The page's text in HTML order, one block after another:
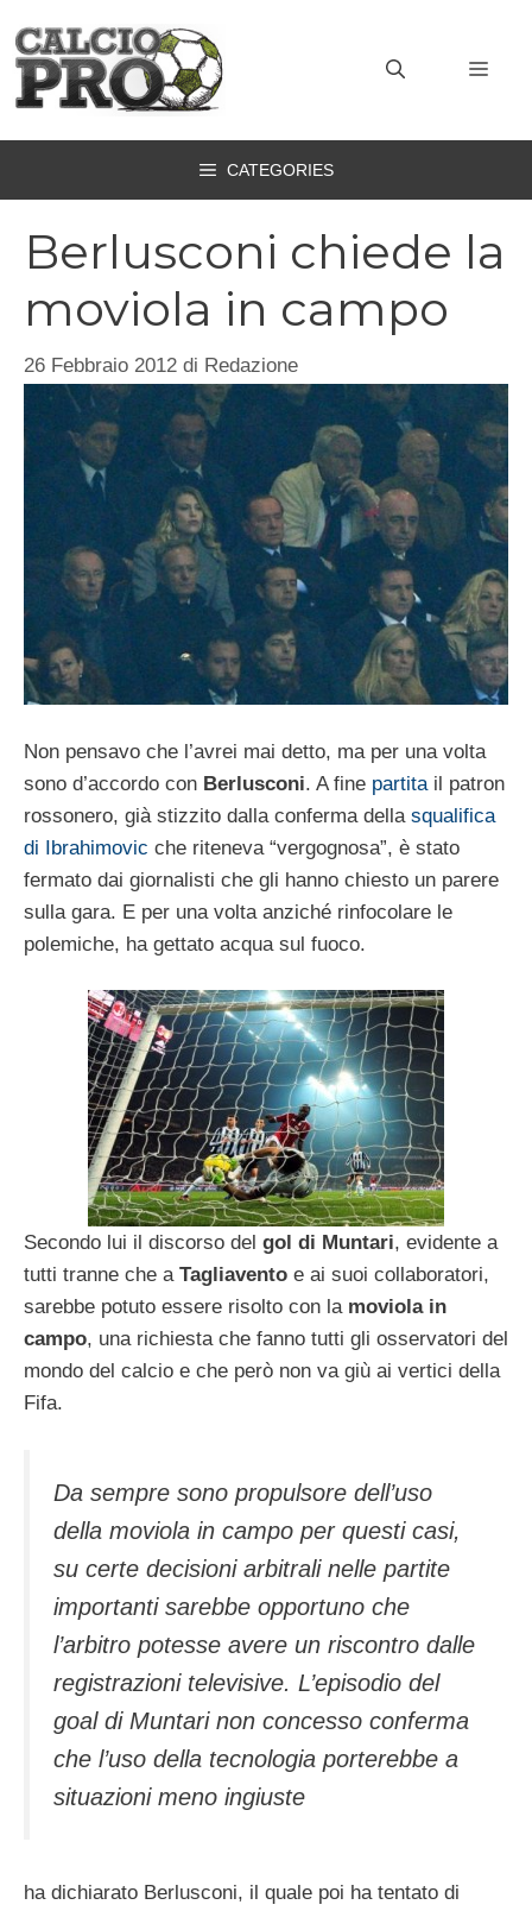
contenuto
CATEGORIES
Berlusconi chiede la
moviola in campo
26 Febbraio 2012 di Redazione
Non pensavo che l’avrei mai detto, ma per una volta
sono d’accordo con Berlusconi. A fine partitail patron
rossonero, già stizzito dalla conferma della squalifica
di Ibrahimovic che riteneva “vergognosa”, è stato
fermato dai giornalisti che gli hanno chiesto un parere
sulla gara. E per una volta anziché rinfocolare le
polemiche, ha gettato acqua sul fuoco.
Secondo lui il discorso del gol di Muntari, evidente a
tutti tranne che a Tagliavento e ai suoi collaboratori,
sarebbe potuto essere risolto con la moviola in
campo, una richiesta che fanno tutti gli osservatori del
mondo del calcio e che però non va giù ai vertici della
Fifa.
Da sempre sono propulsore dell’uso
della moviola in campo per questi casi,
su certe decisioni arbitrali nelle partite
importanti sarebbe opportuno che
l’arbitro potesse avere un riscontro dalle
registrazioni televisive. L’episodio del
goal di Muntari non concesso conferma
che l’uso della tecnologia porterebbe a
situazioni meno ingiuste
ha dichiarato Berlusconi, il quale poi ha tentato di